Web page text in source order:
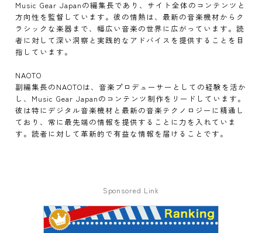
Music Gear Japanの編集長であり、サイト全体のコンテンツと
方向性を監督しています。彼の情熱は、最新の音楽機材からク
ラシックな楽器まで、幅広い音楽の世界に広がっています。読
者に対して深い洞察と実践的なアドバイスを提供することを目
指しています。
NAOTO
副編集長のNAOTOは、音楽プロデューサーとしての経験を活か
し、Music Gear Japanのコンテンツ制作をリードしています。
彼は特にデジタル音楽機材と最新の音楽テクノロジーに精通し
ており、常に最先端の情報を提供することに力を入れていま
す。読者に対して革新的で有益な情報を届けることです。
Sponsored Link